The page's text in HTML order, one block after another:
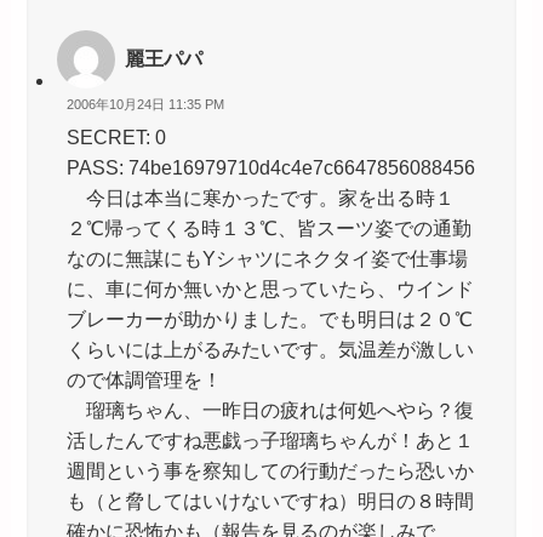
麗王パパ
2006年10月24日 11:35 PM
SECRET: 0
PASS: 74be16979710d4c4e7c6647856088456
今日は本当に寒かったです。家を出る時１
２℃帰ってくる時１３℃、皆スーツ姿での通勤
なのに無謀にもYシャツにネクタイ姿で仕事場
に、車に何か無いかと思っていたら、ウインド
ブレーカーが助かりました。でも明日は２０℃
くらいには上がるみたいです。気温差が激しい
ので体調管理を！
瑠璃ちゃん、一昨日の疲れは何処へやら？復
活したんですね悪戯っ子瑠璃ちゃんが！あと１
週間という事を察知しての行動だったら恐いか
も（と脅してはいけないですね）明日の８時間
確かに恐怖かも（報告を見るのが楽しみで